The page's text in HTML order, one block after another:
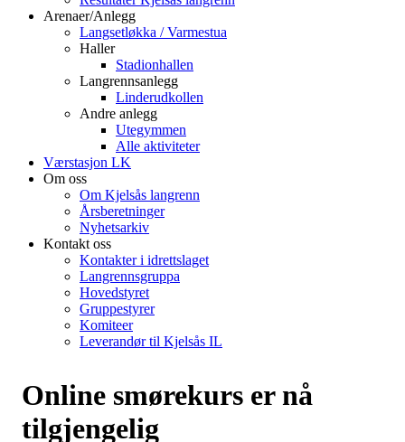
Arenaer/Anlegg
Langsetløkka / Varmestua
Haller
Stadionhallen
Langrennsanlegg
Linderudkollen
Andre anlegg
Utegymmen
Alle aktiviteter
Værstasjon LK
Om oss
Om Kjelsås langrenn
Årsberetninger
Nyhetsarkiv
Kontakt oss
Kontakter i idrettslaget
Langrennsgruppa
Hovedstyret
Gruppestyrer
Komiteer
Leverandør til Kjelsås IL
Online smørekurs er nå
tilgjengelig